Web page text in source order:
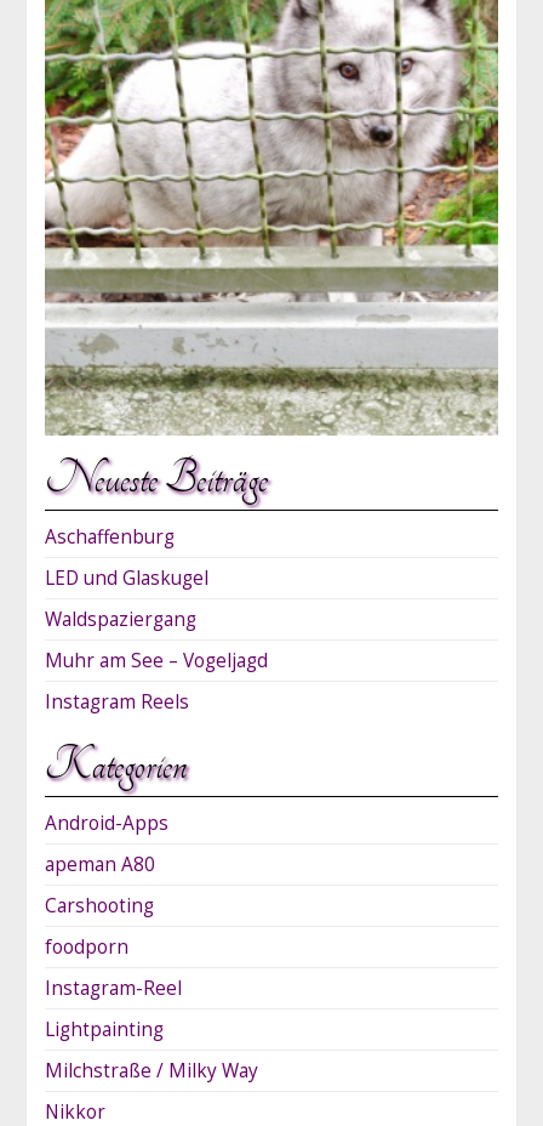
Neueste Beiträge
Aschaffenburg
LED und Glaskugel
Waldspaziergang
Muhr am See – Vogeljagd
Instagram Reels
Kategorien
Android-Apps
apeman A80
Carshooting
foodporn
Instagram-Reel
Lightpainting
Milchstraße / Milky Way
Nikkor